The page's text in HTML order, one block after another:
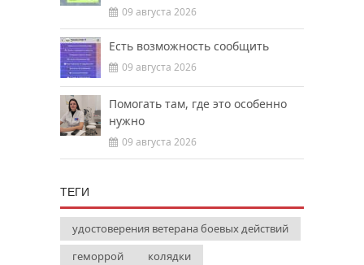
09 августа 2026
Есть возможность сообщить
09 августа 2026
Помогать там, где это особенно
нужно
09 августа 2026
ТЕГИ
удостоверения ветерана боевых действий
геморрой
колядки